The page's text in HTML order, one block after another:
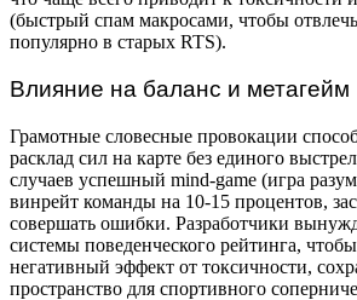
(быстрый спам макросами, чтобы
популярно в старых RTS).
Влияние на баланс и метагейм
Грамотные словесные провокации
расклад сил на карте без единого
случаев успешный mind-game (игра
винрейт команды на 10-15 процентов,
совершать ошибки. Разработчики
системы поведенческого рейтинга,
негативный эффект от токсичности,
пространство для спортивного